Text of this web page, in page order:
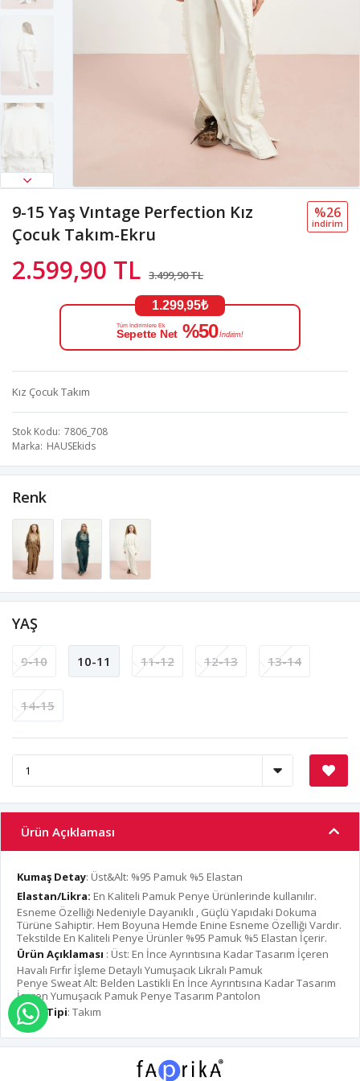
9-15 Yaş Vıntage Perfection Kız
Çocuk Takım-Ekru
2.599,90 TL 3.499,90 TL
%26
i̇ndi̇ri̇m
1.299,95₺
Tüm İndirimlere Ek
Sepette Net %50 İndirim!
Kız Çocuk Takım
Stok Kodu 7806_708
Marka HAUSEkids
Renk
YAŞ
9-10 10-11 11-12 12-13 13-14
14-15
Ürün Açıklaması
Kumaş Detay: Üst&Alt: %95 Pamuk %5 Elastan
Elastan/Likra: En Kaliteli Pamuk Penye Ürünlerinde kullanılır.
Esneme Özelliği Nedeniyle Dayanıklı , Güçlü Yapıdaki Dokuma
Türüne Sahiptir. Hem Boyuna Hemde Enine Esneme Özelliği Vardır.
Tekstilde En Kaliteli Penye Ürünler %95 Pamuk %5 Elastan İçerir.
Ürün Açıklaması : Üst: En İnce Ayrıntısına Kadar Tasarım İçeren
Havalı Fırfır İşleme Detaylı Yumuşacık Likralı Pamuk
Penye Sweat Alt: Belden Lastikli En İnce Ayrıntısına Kadar Tasarım
İçeren Yumuşacık Pamuk Penye Tasarım Pantolon
Ürün Tipi: Takım
WHATSAPP İLE SİPARİŞ VER